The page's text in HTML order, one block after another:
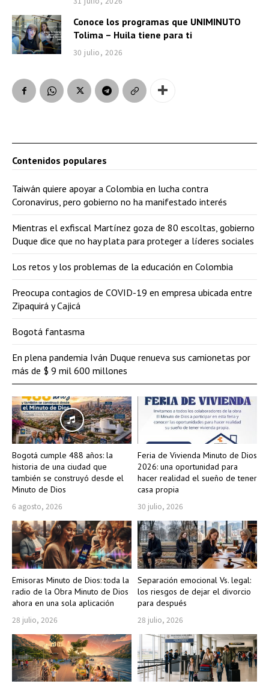
Conoce los programas que UNIMINUTO
Tolima – Huila tiene para ti
30 julio, 2026
Bogotá cumple 488 años: la
historia de una ciudad que
también se construyó desde el
Minuto de Dios
6 agosto, 2026
Feria de Vivienda Minuto de Dios
2026: una oportunidad para
hacer realidad el sueño de tener
casa propia
30 julio, 2026
Emisoras Minuto de Dios: toda la
radio de la Obra Minuto de Dios
ahora en una sola aplicación
28 julio, 2026
Separación emocional Vs. legal:
los riesgos de dejar el divorcio
para después
28 julio, 2026
Contenidos populares
Taiwán quiere apoyar a Colombia en lucha contra
Coronavirus, pero gobierno no ha manifestado interés
Mientras el exfiscal Martínez goza de 80 escoltas, gobierno
Duque dice que no hay plata para proteger a líderes sociales
Los retos y los problemas de la educación en Colombia
Preocupa contagios de COVID-19 en empresa ubicada entre
Zipaquirá y Cajicá
Bogotá fantasma
En plena pandemia Iván Duque renueva sus camionetas por
más de $ 9 mil 600 millones